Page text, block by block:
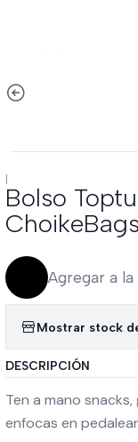
|
Bolso
Agregar a
Mostrar stock
DESCRIPCIÓN
Ten a mano
enfocas en